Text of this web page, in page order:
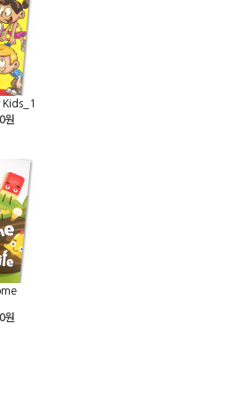
원
원